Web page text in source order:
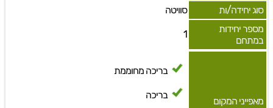
סוג יחידה/ות
סוויטה
מספר יחידות
במתחם
1
מאפייני המקום
בריכה מחוממת
בריכה